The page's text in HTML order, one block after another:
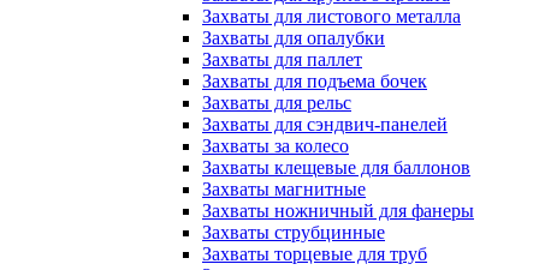
Захваты для листового металла
Захваты для опалубки
Захваты для паллет
Захваты для подъема бочек
Захваты для рельс
Захваты для сэндвич-панелей
Захваты за колесо
Захваты клещевые для баллонов
Захваты магнитные
Захваты ножничный для фанеры
Захваты струбцинные
Захваты торцевые для труб